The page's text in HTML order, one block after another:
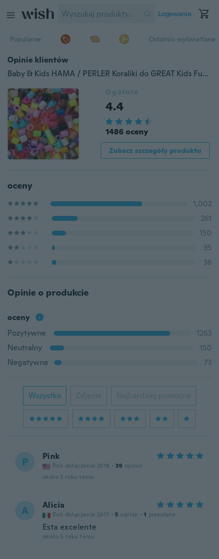
Logowanie
Popularne Ostatnio wyświetlane
Opinie klientów
Baby & Kids HAMA / PERLER Koraliki do GREAT Kids Fun Craft 5mm, 1000szt
Ogólnie
4.4
1486 oceny
Zobacz szczegóły produktu
oceny
1,002
261
150
35
38
Opinie o produkcie
oceny
Pozytywne
1263
Neutralny
150
Negatywne
73
Wszystko Zdjęcie Najbardziej pomocne
P Pink
Rok dołączenia 2018 · 39 opinie
około 3 roku temu
A Alicia
Rok dołączenia 2017 · 5 opinie · 1 przesłane
Esta excelente
około 5 roku temu